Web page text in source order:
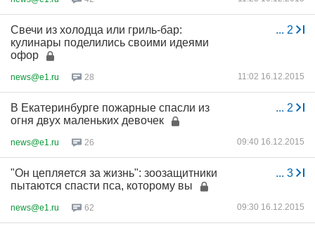
... 2
Свечи из холодца или гриль-бар:
кулинары поделились своими идеями
офор
news@e1.ru 28 11:02 16.12.2015
... 2
В Екатеринбурге пожарные спасли из
огня двух маленьких девочек
news@e1.ru 26 09:40 16.12.2015
... 3
"Он цепляется за жизнь": зоозащитники
пытаются спасти пса, которому вы
news@e1.ru 62 09:30 16.12.2015